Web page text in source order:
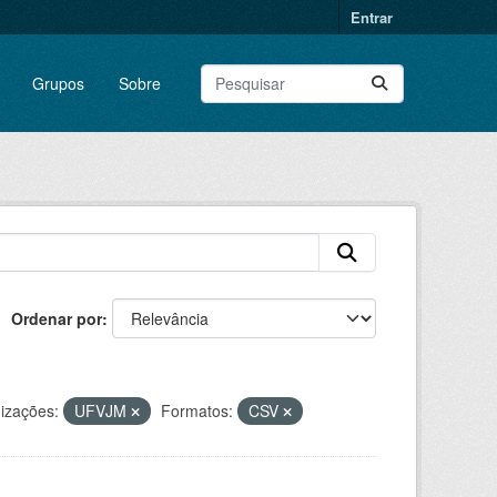
Entrar
Grupos Sobre
Ordenar por
UFVJM Formatos: CSV